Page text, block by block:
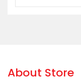
About Store